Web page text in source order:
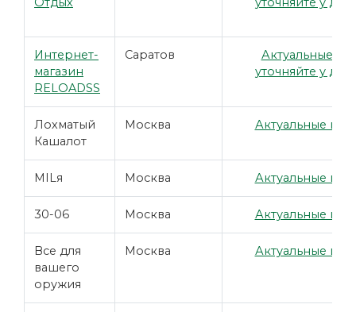
Интернет-
магазин
RELOADSS
Саратов
Актуальные
уточняйте у
Лохматый
Кашалот
Москва Актуальные
MILя Москва Актуальные
30-06 Москва Актуальные
Все для
вашего
оружия
Москва Актуальные